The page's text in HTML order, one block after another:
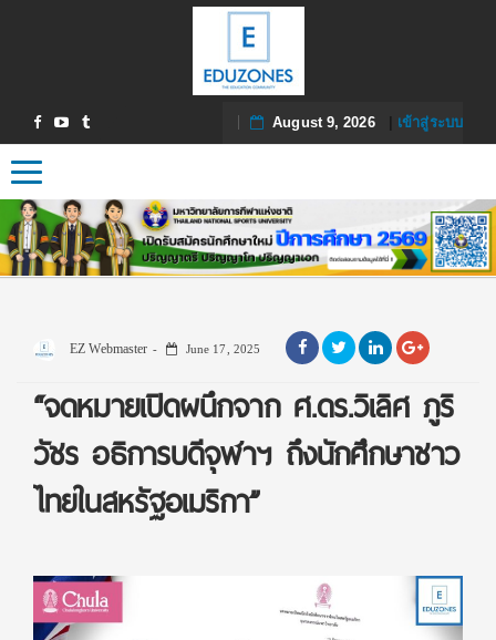
August 9, 2026| เข้าสู่ระบบ
Toggle navigation
EZ Webmaster June 17, 2025
“จดหมายเปิดผนึกจาก ศ.ดร.วิเลิศ ภูริ
วัชร อธิการบดีจุฬาฯ ถึงนักศึกษาชาว
ไทยในสหรัฐอเมริกา”